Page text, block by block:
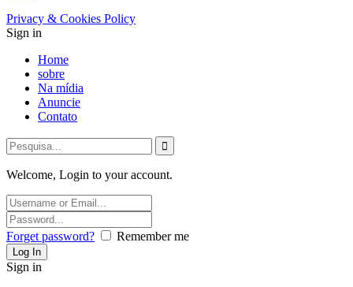
Privacy & Cookies Policy
Sign in
Home
sobre
Na mídia
Anuncie
Contato
Welcome, Login to your account.
Forget password? Remember me
Sign in